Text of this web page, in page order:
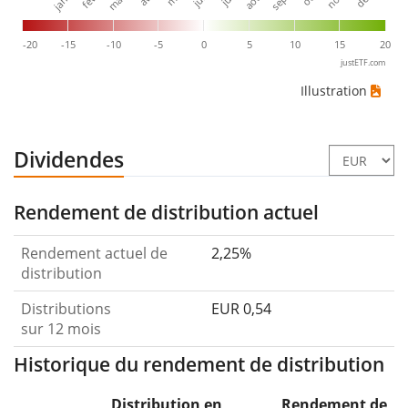
-20 -15 -10 -5 0 5 10 15 20
justETF.com
Illustration
Dividendes
Rendement de distribution actuel
Rendement actuel de
distribution
2,25%
Distributions
sur 12 mois
EUR 0,54
Historique du rendement de distribution
Distribution en Rendement de